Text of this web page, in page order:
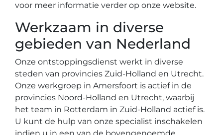
voor meer informatie verder op onze website.
Werkzaam in diverse
gebieden van Nederland
Onze ontstoppingsdienst werkt in diverse
steden van provincies Zuid-Holland en Utrecht.
Onze werkgroep in Amersfoort is actief in de
provincies Noord-Holland en Utrecht, waarbij
het team in Rotterdam in Zuid-Holland actief is.
U kunt de hulp van onze specialist inschakelen